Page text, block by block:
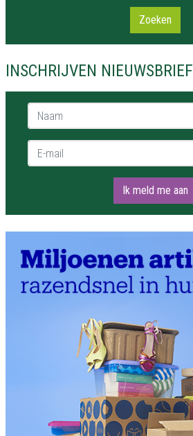
Zoeken
INSCHRIJVEN NIEUWSBRIEF
Naam *
E-mail *
Ik meld me aan